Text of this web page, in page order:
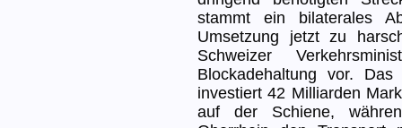
stammt ein bilaterales
Umsetzung jetzt zu
Schweizer
Blockadehaltung vor.
investiert 42 Milliarden
auf der Schiene,